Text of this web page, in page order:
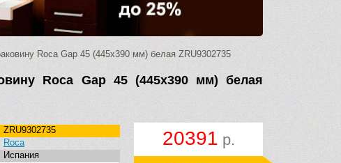
Roca Gap 45 (445х390 мм) белая ZRU9302735
Roca Gap 45 (445х390 мм) белая
20391 р.
ZRU9302735
Roca
Испания